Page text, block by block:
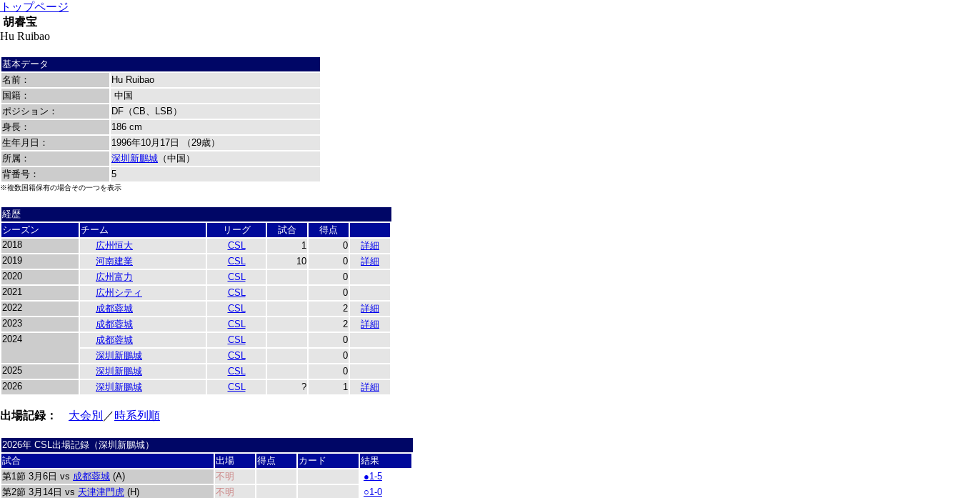
トップページ
胡睿宝
Hu Ruibao
基本データ
名前：
Hu Ruibao
国籍：
中国
ポジション：
DF（CB、LSB）
身長：
186 cm
生年月日：
1996年10月17日 （29歳）
所属：
深圳新鵬城 （中国）
背番号：
5
※複数国籍保有の場合その一つを表示
経歴
シーズン
チーム リーグ 試合
得点
2018
広州恒大 CSL 1 0
詳細
2019
河南建業 CSL 10 0
詳細
2020
広州富力 CSL
0
2021
広州シティ CSL
0
2022
成都蓉城 CSL 2
詳細
2023
成都蓉城 CSL 2
詳細
2024
成都蓉城 CSL
0
深圳新鵬城
CSL
0
2025
深圳新鵬城 CSL
0
2026
深圳新鵬城 CSL ? 1 詳細
出場記録： 大会別 ／時系列順
2026年 CSL出場記録（深圳新鵬城）
試合
出場 得点 カード
結果
第1節 3月6日 vs 成都蓉城 (A) 不明
●1-5
第2節 3月14日 vs 天津津門虎 (H) 不明
○1-0